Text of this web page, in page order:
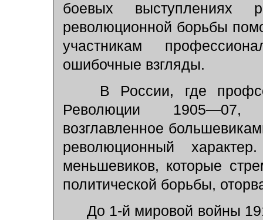
боевых выступлениях
революционной борьбы
участникам
ошибочные взгляды.
В России, где
Революции 1905—07,
возглавленное
революционный
меньшевиков, которые
политической борьбы,
До 1-й мировой войны